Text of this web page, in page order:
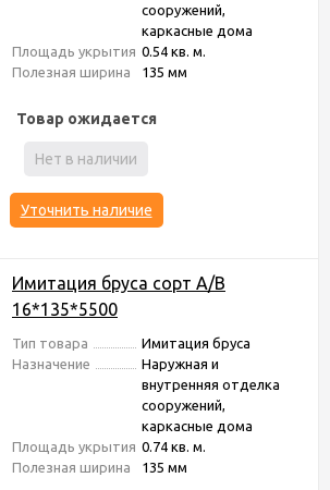
сооружений,
каркасные дома
Площадь укрытия 0.54 кв. м.
Полезная ширина
135 мм
Товар ожидается
Нет в наличии
Уточнить наличие
Имитация бруса сорт А/В
16*135*5500
Тип товара
Имитация бруса
Назначение
Наружная и
внутренняя отделка
сооружений,
каркасные дома
Площадь укрытия 0.74 кв. м.
Полезная ширина
135 мм